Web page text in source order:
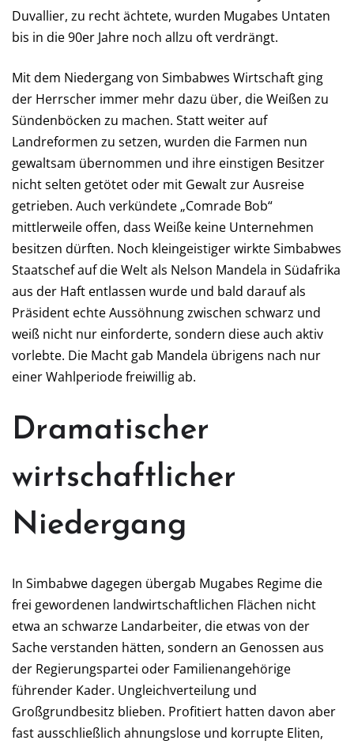
Duvallier, zu recht ächtete, wurden Mugabes Untaten
bis in die 90er Jahre noch allzu oft verdrängt.
Mit dem Niedergang von Simbabwes Wirtschaft ging
der Herrscher immer mehr dazu über, die Weißen zu
Sündenböcken zu machen. Statt weiter auf
Landreformen zu setzen, wurden die Farmen nun
gewaltsam übernommen und ihre einstigen Besitzer
nicht selten getötet oder mit Gewalt zur Ausreise
getrieben. Auch verkündete „Comrade Bob“
mittlerweile offen, dass Weiße keine Unternehmen
besitzen dürften. Noch kleingeistiger wirkte Simbabwes
Staatschef auf die Welt als Nelson Mandela in Südafrika
aus der Haft entlassen wurde und bald darauf als
Präsident echte Aussöhnung zwischen schwarz und
weiß nicht nur einforderte, sondern diese auch aktiv
vorlebte. Die Macht gab Mandela übrigens nach nur
einer Wahlperiode freiwillig ab.
Dramatischer
wirtschaftlicher
Niedergang
In Simbabwe dagegen übergab Mugabes Regime die
frei gewordenen landwirtschaftlichen Flächen nicht
etwa an schwarze Landarbeiter, die etwas von der
Sache verstanden hätten, sondern an Genossen aus
der Regierungspartei oder Familienangehörige
führender Kader. Ungleichverteilung und
Großgrundbesitz blieben. Profitiert hatten davon aber
fast ausschließlich ahnungslose und korrupte Eliten,